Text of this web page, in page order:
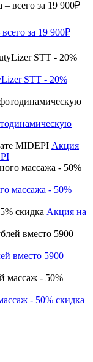
за 19 900₽
STT - 20%
Акция
массажа - 50%
Акция на
вместо 5900
- 50% скидка